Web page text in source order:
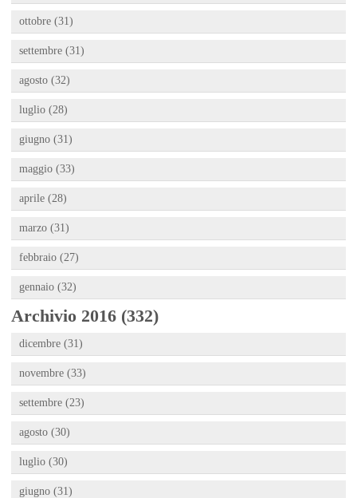
ottobre (31)
settembre (31)
agosto (32)
luglio (28)
giugno (31)
maggio (33)
aprile (28)
marzo (31)
febbraio (27)
gennaio (32)
Archivio 2016 (332)
dicembre (31)
novembre (33)
settembre (23)
agosto (30)
luglio (30)
giugno (31)